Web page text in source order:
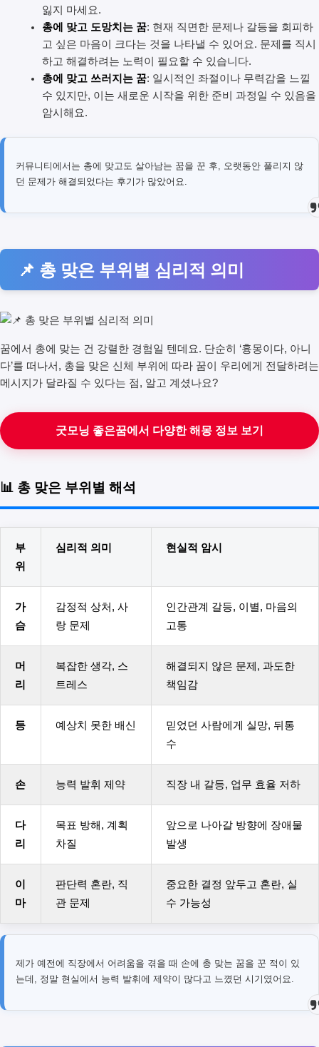
잃지 마세요.
총에 맞고 도망치는 꿈: 현재 직면한 문제나 갈등을 회피하
고 싶은 마음이 크다는 것을 나타낼 수 있어요. 문제를 직시
하고 해결하려는 노력이 필요할 수 있습니다.
총에 맞고 쓰러지는 꿈: 일시적인 좌절이나 무력감을 느낄
수 있지만, 이는 새로운 시작을 위한 준비 과정일 수 있음을
암시해요.
커뮤니티에서는 총에 맞고도 살아남는 꿈을 꾼 후, 오랫동안 풀리지 않
던 문제가 해결되었다는 후기가 많았어요.
📌 총 맞은 부위별 심리적 의미
꿈에서 총에 맞는 건 강렬한 경험일 텐데요. 단순히 ‘흉몽이다, 아니
다’를 떠나서, 총을 맞은 신체 부위에 따라 꿈이 우리에게 전달하려는
메시지가 달라질 수 있다는 점, 알고 계셨나요?
굿모닝 좋은꿈에서 다양한 해몽 정보 보기
📊 총 맞은 부위별 해석
부
위
심리적 의미 현실적 암시
가
슴
감정적 상처, 사
랑 문제
인간관계 갈등, 이별, 마음의
고통
머
리
복잡한 생각, 스
트레스
해결되지 않은 문제, 과도한
책임감
등 예상치 못한 배신
믿었던 사람에게 실망, 뒤통
수
손 능력 발휘 제약 직장 내 갈등, 업무 효율 저하
다
리
목표 방해, 계획
차질
앞으로 나아갈 방향에 장애물
발생
이
마
판단력 혼란, 직
관 문제
중요한 결정 앞두고 혼란, 실
수 가능성
제가 예전에 직장에서 어려움을 겪을 때 손에 총 맞는 꿈을 꾼 적이 있
는데, 정말 현실에서 능력 발휘에 제약이 많다고 느꼈던 시기였어요.